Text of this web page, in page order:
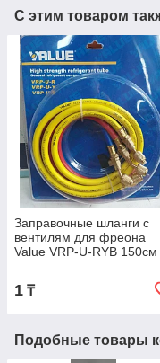
С этим товаром
Заправочные шланги с
вентилям для фреона
Value VRP-U-RYB 150см
1 ₸
Подобные товары